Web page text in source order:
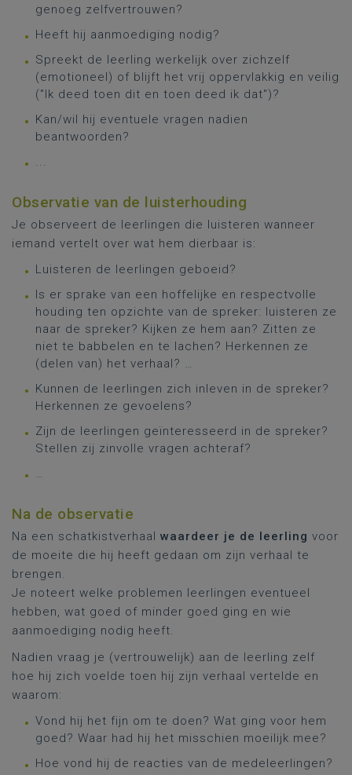
genoeg zelfvertrouwen?
Heeft hij aanmoediging nodig?
Spreekt de leerling werkelijk over zichzelf
(emotioneel) of blijft het vrij oppervlakkig en veilig
("Ik deed toen dit en toen deed ik dat")?
Kan/wil hij eventuele vragen nadien
beantwoorden?
...
Observatie van de luisterhouding
Je observeert de leerlingen die luisteren wanneer
iemand vertelt over wat hem dierbaar is:
Luisteren de leerlingen geboeid?
Is er sprake van een hoffelijke en respectvolle
houding ten opzichte van de spreker: luisteren ze
naar de spreker? Kijken ze hem aan? Zitten ze
niet te babbelen en te lachen? Herkennen ze
(delen van) het verhaal? …
Kunnen de leerlingen zich inleven in de spreker?
Herkennen ze gevoelens?
Zijn de leerlingen geïnteresseerd in de spreker?
Stellen zij zinvolle vragen achteraf?
…
Na de observatie
Na een schatkistverhaal waardeer je de leerling voor
de moeite die hij heeft gedaan om zijn verhaal te
brengen.
Je noteert welke problemen leerlingen eventueel
hebben, wat goed of minder goed ging en wie
aanmoediging nodig heeft.
Nadien vraag je (vertrouwelijk) aan de leerling zelf
hoe hij zich voelde toen hij zijn verhaal vertelde en
waarom:
Vond hij het fijn om te doen? Wat ging voor hem
goed? Waar had hij het misschien moeilijk mee?
Hoe vond hij de reacties van de medeleerlingen?